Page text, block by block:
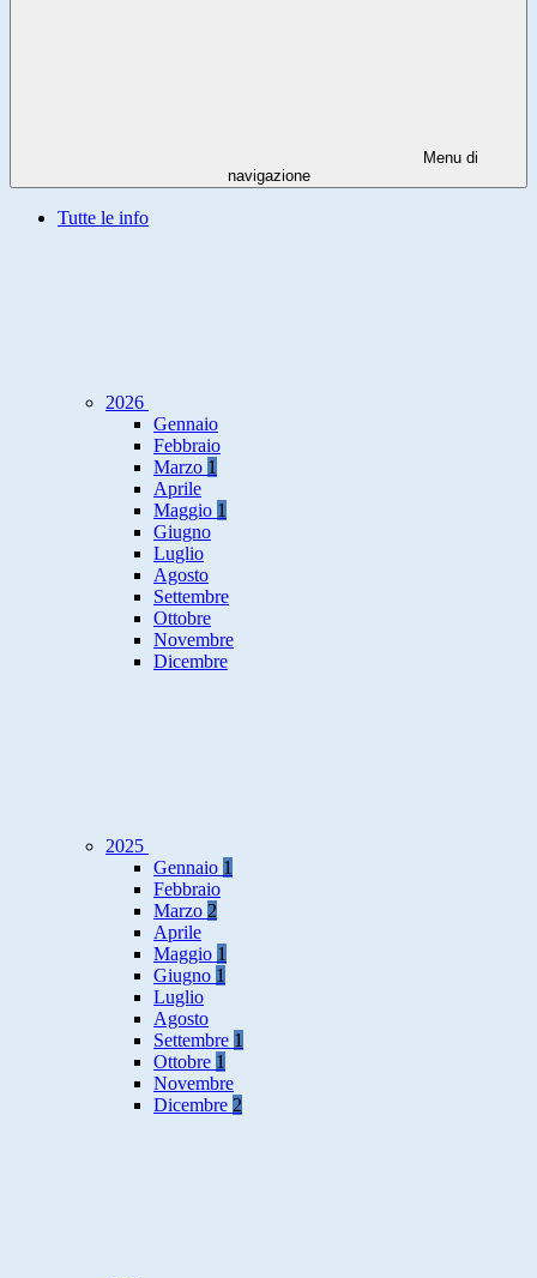
Menu di
navigazione
Tutte le info
2026
Gennaio
Febbraio
Marzo 1
Aprile
Maggio 1
Giugno
Luglio
Agosto
Settembre
Ottobre
Novembre
Dicembre
2025
Gennaio 1
Febbraio
Marzo 2
Aprile
Maggio 1
Giugno 1
Luglio
Agosto
Settembre 1
Ottobre 1
Novembre
Dicembre 2